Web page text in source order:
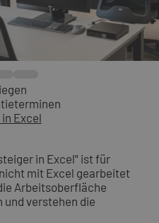
Excel
in Excel" ist für
mit Excel gearbeitet
Arbeitsoberfläche
und verstehen die